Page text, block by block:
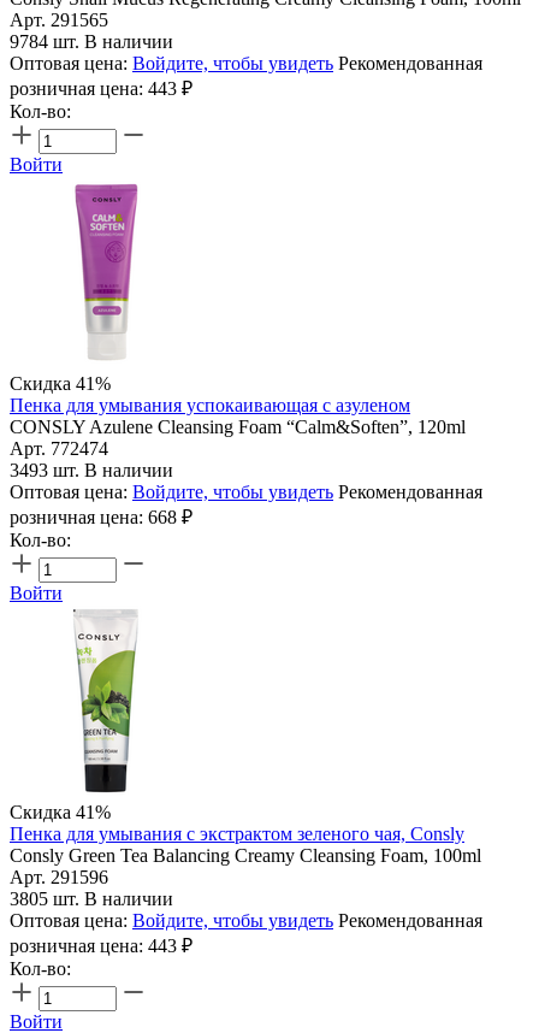
Арт. 291565
9784 шт. В наличии
Оптовая цена: Войдите, чтобы увидеть Рекомендованная
розничная цена: 443 ₽
Кол-во:
Войти
Скидка 41%
Пенка для умывания успокаивающая с азуленом
CONSLY Azulene Cleansing Foam “Calm&Soften”, 120ml
Арт. 772474
3493 шт. В наличии
Оптовая цена: Войдите, чтобы увидеть Рекомендованная
розничная цена: 668 ₽
Кол-во:
Войти
Скидка 41%
Пенка для умывания с экстрактом зеленого чая, Consly
Consly Green Tea Balancing Creamy Cleansing Foam, 100ml
Арт. 291596
3805 шт. В наличии
Оптовая цена: Войдите, чтобы увидеть Рекомендованная
розничная цена: 443 ₽
Кол-во:
Войти